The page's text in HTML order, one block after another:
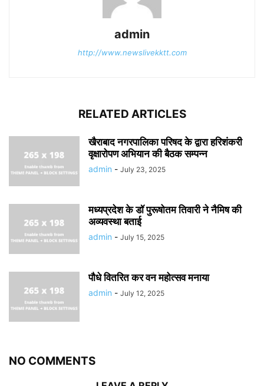
admin
http://www.newslivekktt.com
RELATED ARTICLES
खैराबाद नगरपालिका परिषद के द्वारा हरिशंकरी
वृक्षारोपण अभियान की बैठक सम्पन्न
admin - July 23, 2025
मध्यप्रदेश के डॉ पुरूषोतम तिवारी ने नैमिष की
अव्यवस्था बताई
admin - July 15, 2025
पौधे वितरित कर वन महोत्सव मनाया
admin - July 12, 2025
NO COMMENTS